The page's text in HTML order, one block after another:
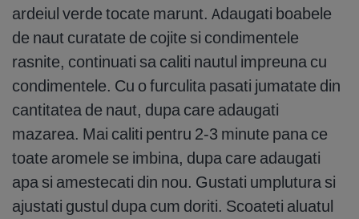
ardeiul verde tocate marunt. Adaugati boabele
de naut curatate de cojite si condimentele
rasnite, continuati sa caliti nautul impreuna cu
condimentele. Cu o furculita pasati jumatate din
cantitatea de naut, dupa care adaugati
mazarea. Mai caliti pentru 2-3 minute pana ce
toate aromele se imbina, dupa care adaugati
apa si amestecati din nou. Gustati umplutura si
ajustati gustul dupa cum doriti. Scoateti aluatul